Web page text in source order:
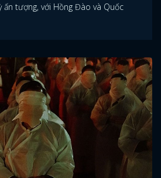
ấn tượng, với Hồng Đào và Quốc